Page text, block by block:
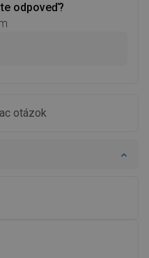
odpoveď?
otázok